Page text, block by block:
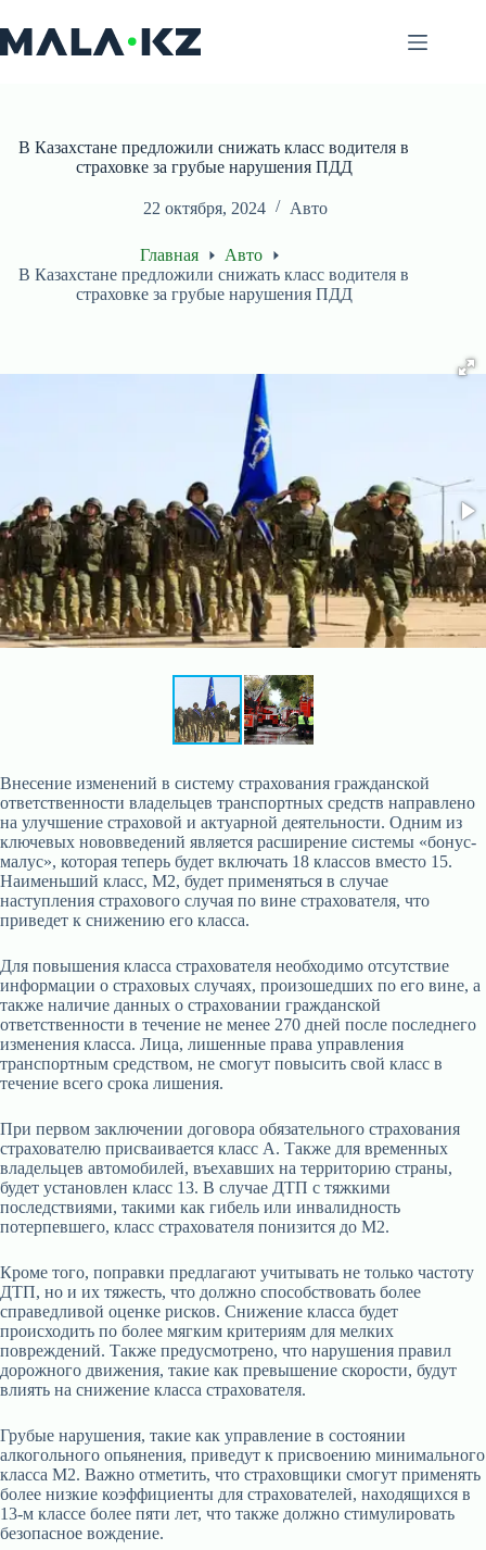
к
сути
В Казахстане предложили снижать класс водителя в
страховке за грубые нарушения ПДД
22 октября, 2024 Авто
Главная
Авто
В Казахстане предложили снижать класс водителя в
страховке за грубые нарушения ПДД
Внесение изменений в систему страхования гражданской
ответственности владельцев транспортных средств направлено
на улучшение страховой и актуарной деятельности. Одним из
ключевых нововведений является расширение системы «бонус-
малус», которая теперь будет включать 18 классов вместо 15.
Наименьший класс, M2, будет применяться в случае
наступления страхового случая по вине страхователя, что
приведет к снижению его класса.
Для повышения класса страхователя необходимо отсутствие
информации о страховых случаях, произошедших по его вине, а
также наличие данных о страховании гражданской
ответственности в течение не менее 270 дней после последнего
изменения класса. Лица, лишенные права управления
транспортным средством, не смогут повысить свой класс в
течение всего срока лишения.
При первом заключении договора обязательного страхования
страхователю присваивается класс A. Также для временных
владельцев автомобилей, въехавших на территорию страны,
будет установлен класс 13. В случае ДТП с тяжкими
последствиями, такими как гибель или инвалидность
потерпевшего, класс страхователя понизится до M2.
Кроме того, поправки предлагают учитывать не только частоту
ДТП, но и их тяжесть, что должно способствовать более
справедливой оценке рисков. Снижение класса будет
происходить по более мягким критериям для мелких
повреждений. Также предусмотрено, что нарушения правил
дорожного движения, такие как превышение скорости, будут
влиять на снижение класса страхователя.
Грубые нарушения, такие как управление в состоянии
алкогольного опьянения, приведут к присвоению минимального
класса M2. Важно отметить, что страховщики смогут применять
более низкие коэффициенты для страхователей, находящихся в
13-м классе более пяти лет, что также должно стимулировать
безопасное вождение.